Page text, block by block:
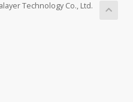
Technology Co., Ltd.